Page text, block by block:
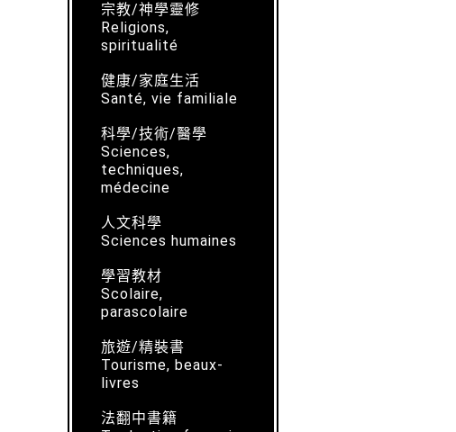
宗教/神學靈修
Religions,
spiritualité
健康/家庭生活
Santé, vie familiale
科學/技術/醫學
Sciences,
techniques,
médecine
人文科學
Sciences humaines
學習教材
Scolaire,
parascolaire
旅遊/精裝書
Tourisme, beaux-
livres
法翻中書籍